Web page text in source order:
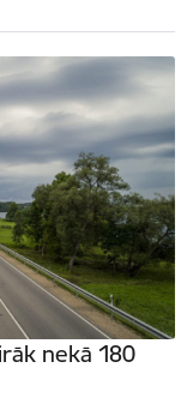
nekā 180